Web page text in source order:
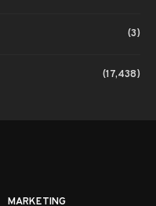
(3)
(17,438)
MARKETING